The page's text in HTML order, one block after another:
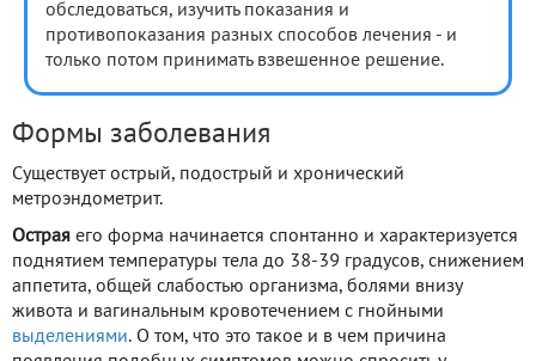
обследоваться, изучить показания и
противопоказания разных способов лечения - и
только потом принимать взвешенное решение.
Формы заболевания
Существует острый, подострый и хронический
метроэндометрит.
Острая его форма начинается спонтанно и характеризуется
поднятием температуры тела до 38-39 градусов, снижением
аппетита, общей слабостью организма, болями внизу
живота и вагинальным кровотечением с гнойными
выделениями. О том, что это такое и в чем причина